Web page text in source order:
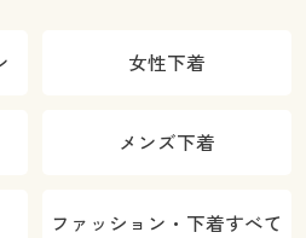
女性下着
メンズ下着
ファッション・下着すべて